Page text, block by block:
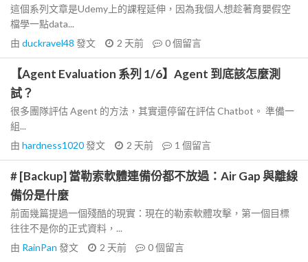
這個系列文章是Udemy上的課程延伸，因為我個人想趁著育嬰假空
檔學一點data...
由 duckravel48 發文 2 天前 0個留言
【Agent Evaluation 系列 1/6】Agent 到底該怎麼測
試？
很多團隊評估 Agent 的方法，其實還停留在評估 Chatbot。 準備一
組...
由 hardness1020發文 2 天前 1 個留言
# [Backup] 當勒索軟體連備份都不放過：Air Gap 與離線
備份是什麼
前面幾篇提過一個殘酷的現實：現在的勒索軟體攻擊，第一個目標
往往不是你的正式資料，...
由 RainPan 發文 2 天前 0個留言